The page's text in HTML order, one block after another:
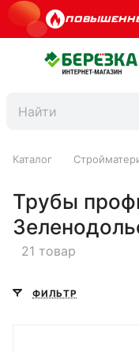
Каталог
Трубы
21 товар
ФИЛЬТР